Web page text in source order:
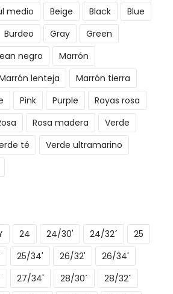
medio Beige Black
Blue
Burdeo Gray
Green
negro
Marrón
lenteja
Marrón tierra
Pink Purple
Rayas rosa
Rosa madera
Verde
té
Verde ultramarino
24 24/30' 24/32´
25
25/34' 26/32'
26/34'
27/34' 28/30´
28/32´